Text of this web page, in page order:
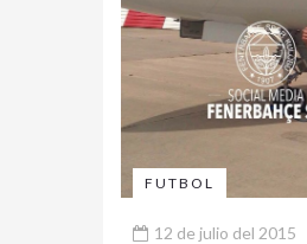
FUTBOL
12 de julio del 2015